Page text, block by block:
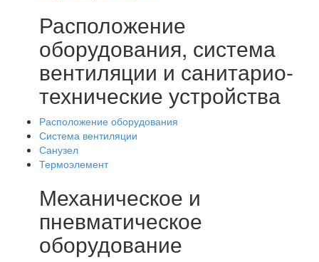
Расположение
оборудования, система
вентиляции и санитарио-
технические устройства
Расположение оборудования
Система вентиляции
Санузел
Термоэлемент
Механическое и
пневматическое
оборудование